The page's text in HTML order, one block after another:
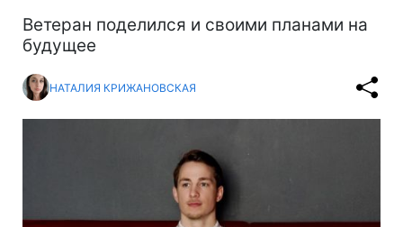
Ветеран поделился и своими планами на
будущее
НАТАЛИЯ КРИЖАНОВСКАЯ